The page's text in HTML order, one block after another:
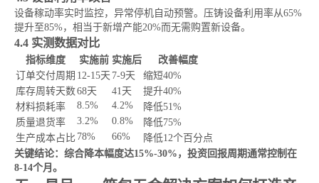
设备稼动率实时监控，异常停机自动预警。压铸设备利用率从65%
提升至85%，相当于新增产能20%而无需购置新设备。
4.4 实测数据对比
指标维度 实施前 实施后
改善幅度
订单交付周期 12-15天 7-9天
缩短40%
库存周转天数68天 41天
提升40%
材料损耗率
8.5% 4.2%
降低51%
质量退货率
3.2% 0.8%
降低75%
生产成本占比 78% 66%
降低12个百分点
关键结论：综合降本幅度达15%-30%，投资回报周期通常控制在
8-14个月。